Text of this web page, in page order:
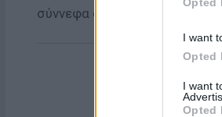
I want
Opted
I want
Opted
σύννεφα στην ορεινή και